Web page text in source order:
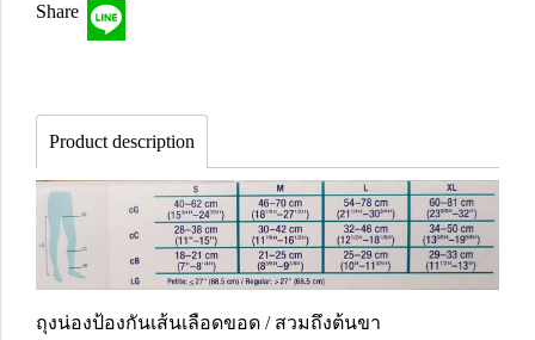
Share
Product description
ถุงน่องป้องกันเส้นเลือดขอด / สวมถึงต้นขา